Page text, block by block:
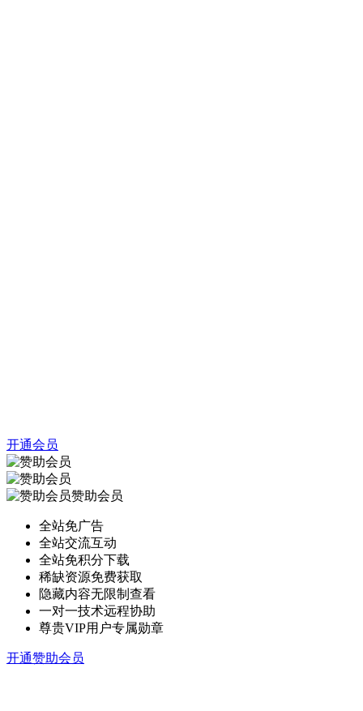
开通会员
赞助会员
全站免广告
全站交流互动
全站免积分下载
稀缺资源免费获取
隐藏内容无限制查看
一对一技术远程协助
尊贵VIP用户专属勋章
开通赞助会员